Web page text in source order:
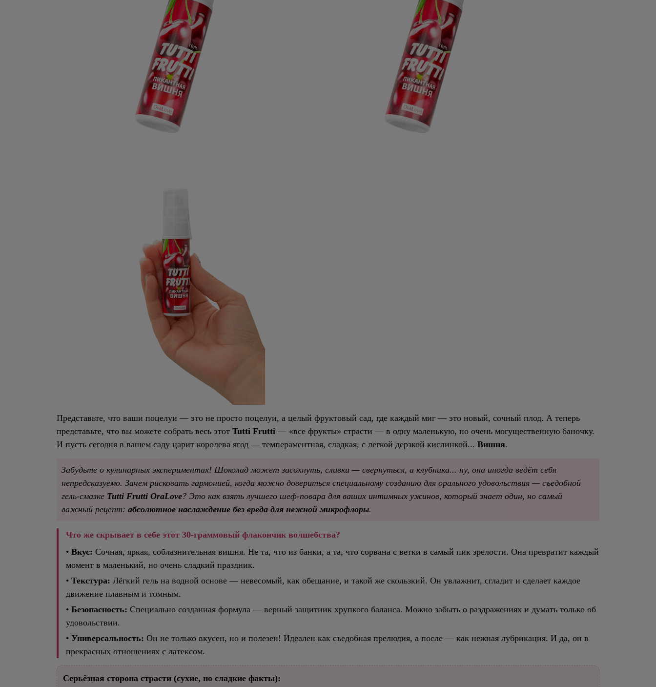
Представьте, что ваши поцелуи — это не просто поцелуи, а целый фруктовый сад, где каждый миг — это новый, сочный плод. А теперь
представьте, что вы можете собрать весь этот Tutti Frutti — «все фрукты» страсти — в одну маленькую, но очень могущественную баночку.
И пусть сегодня в вашем саду царит королева ягод — темпераментная, сладкая, с легкой дерзкой кислинкой... Вишня.
Забудьте о кулинарных экспериментах! Шоколад может засохнуть, сливки — свернуться, а клубника... ну, она иногда ведёт себя
непредсказуемо. Зачем рисковать гармонией, когда можно довериться специальному созданию для орального удовольствия — съедобной
гель-смазке Tutti Frutti OraLove? Это как взять лучшего шеф-повара для ваших интимных ужинов, который знает один, но самый
важный рецепт: абсолютное наслаждение без вреда для нежной микрофлоры.
Что же скрывает в себе этот 30-граммовый флакончик волшебства?
• Вкус: Сочная, яркая, соблазнительная вишня. Не та, что из банки, а та, что сорвана с ветки в самый пик зрелости. Она превратит каждый
момент в маленький, но очень сладкий праздник.
• Текстура: Лёгкий гель на водной основе — невесомый, как обещание, и такой же скользкий. Он увлажнит, сгладит и сделает каждое
движение плавным и томным.
• Безопасность: Специально созданная формула — верный защитник хрупкого баланса. Можно забыть о раздражениях и думать только об
удовольствии.
• Универсальность: Он не только вкусен, но и полезен! Идеален как съедобная прелюдия, а после — как нежная лубрикация. И да, он в
прекрасных отношениях с латексом.
Серьёзная сторона страсти (сухие, но сладкие факты):